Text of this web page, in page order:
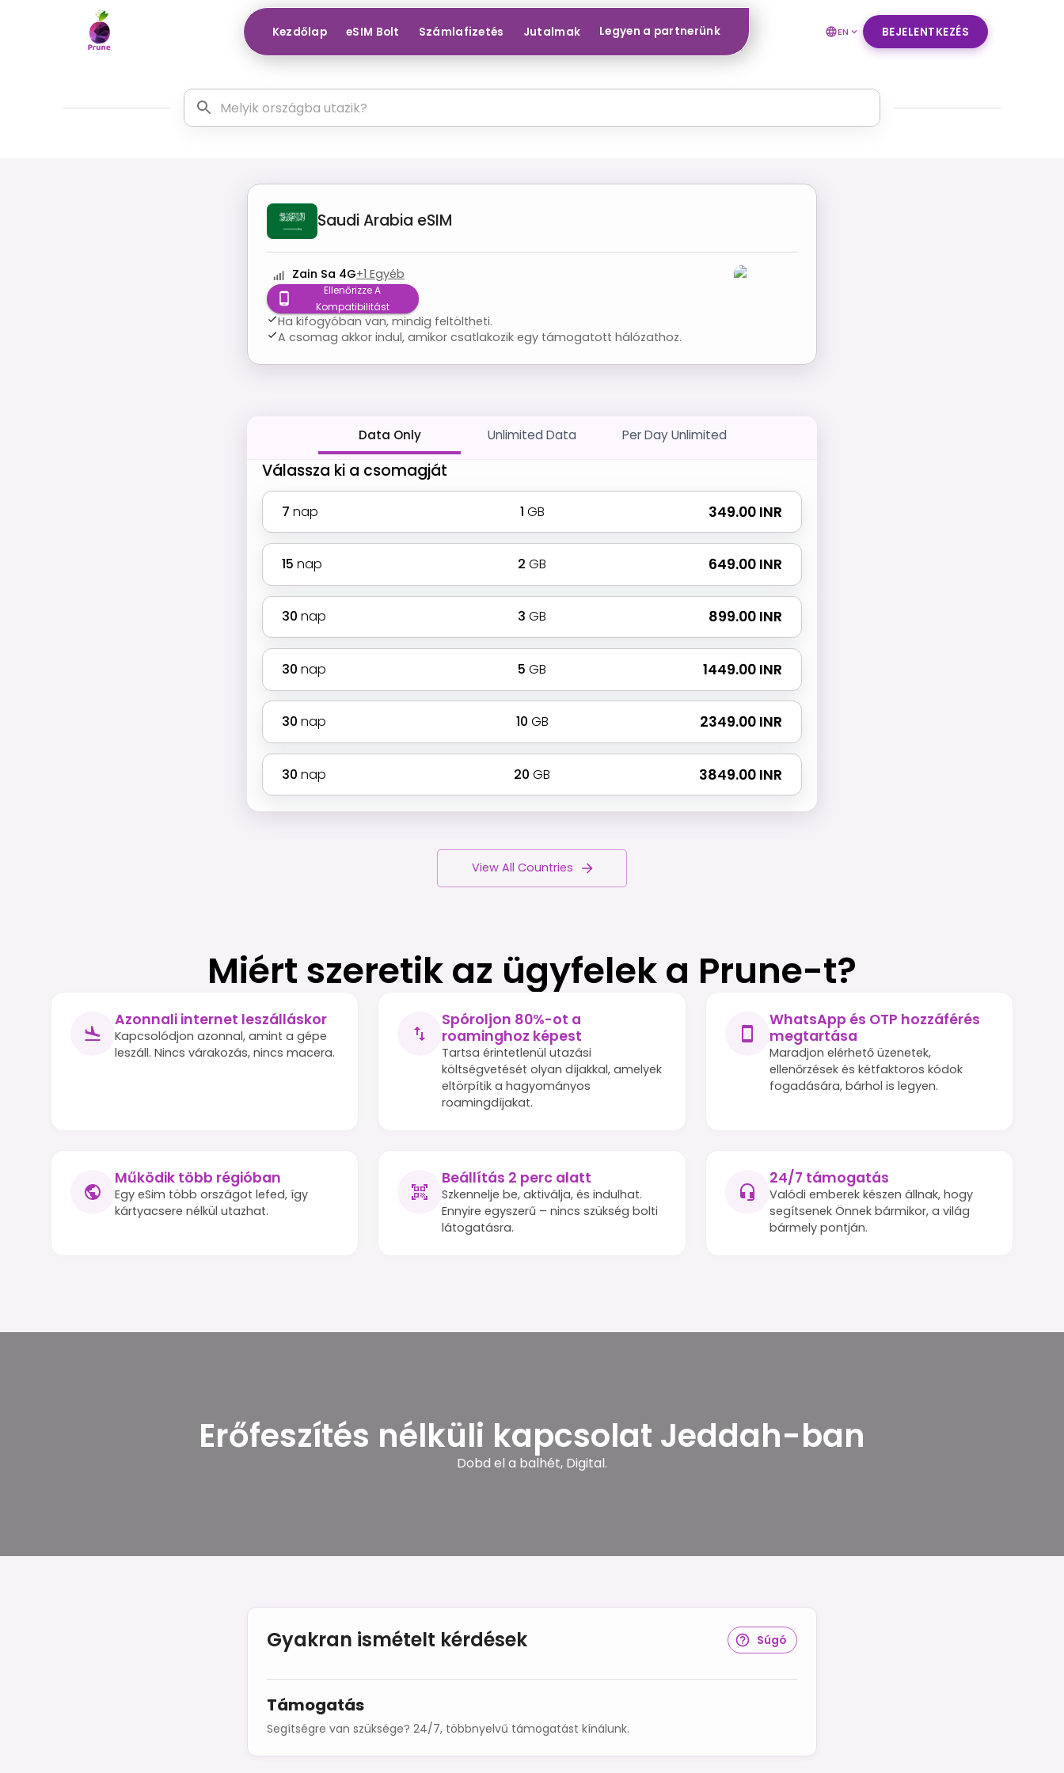
Kezdőlap eSIM Bolt Számlafizetés Jutalmak Legyen a partnerünk EN BEJELENTKEZÉS
Saudi Arabia eSIM
Zain Sa 4G+1 Egyéb
Ellenőrizze A
Kompatibilitást
Ha kifogyóban van, mindig feltöltheti.
A csomag akkor indul, amikor csatlakozik egy támogatott hálózathoz.
Data Only Unlimited Data Per Day Unlimited
Válassza ki a csomagját
7 nap 1 GB ₹ 349.00 INR
15 nap 2 GB ₹ 649.00 INR
30 nap 3 GB ₹ 899.00 INR
30 nap 5 GB ₹ 1449.00 INR
30 nap 10 GB ₹ 2349.00 INR
30 nap 20 GB ₹ 3849.00 INR
View All Countries
Miért szeretik az ügyfelek a Prune-t?
Azonnali internet leszálláskor
Kapcsolódjon azonnal, amint a gépe
leszáll. Nincs várakozás, nincs macera.
Spóroljon 80%-ot a
roaminghoz képest
Tartsa érintetlenül utazási
költségvetését olyan díjakkal, amelyek
eltörpítik a hagyományos
roamingdíjakat.
WhatsApp és OTP hozzáférés
megtartása
Maradjon elérhető üzenetek,
ellenőrzések és kétfaktoros kódok
fogadására, bárhol is legyen.
Működik több régióban
Egy eSim több országot lefed, így
kártyacsere nélkül utazhat.
Beállítás 2 perc alatt
Szkennelje be, aktiválja, és indulhat.
Ennyire egyszerű – nincs szükség bolti
látogatásra.
24/7 támogatás
Valódi emberek készen állnak, hogy
segítsenek Önnek bármikor, a világ
bármely pontján.
Erőfeszítés nélküli kapcsolat Jeddah-ban
Dobd el a balhét, Digital.
Gyakran ismételt kérdések Súgó
Támogatás
Segítségre van szüksége? 24/7, többnyelvű támogatást kínálunk.